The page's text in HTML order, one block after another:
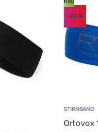
STIRNBAND
Ortovox
-20%